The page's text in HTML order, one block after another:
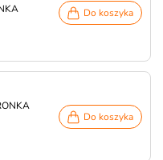
Do koszyka
Do koszyka